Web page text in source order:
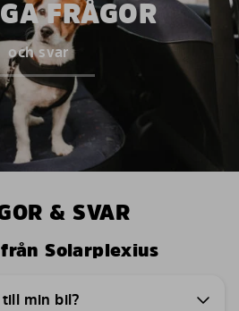
FRÅGOR
och svar
& SVAR
Solarplexius
min bil?